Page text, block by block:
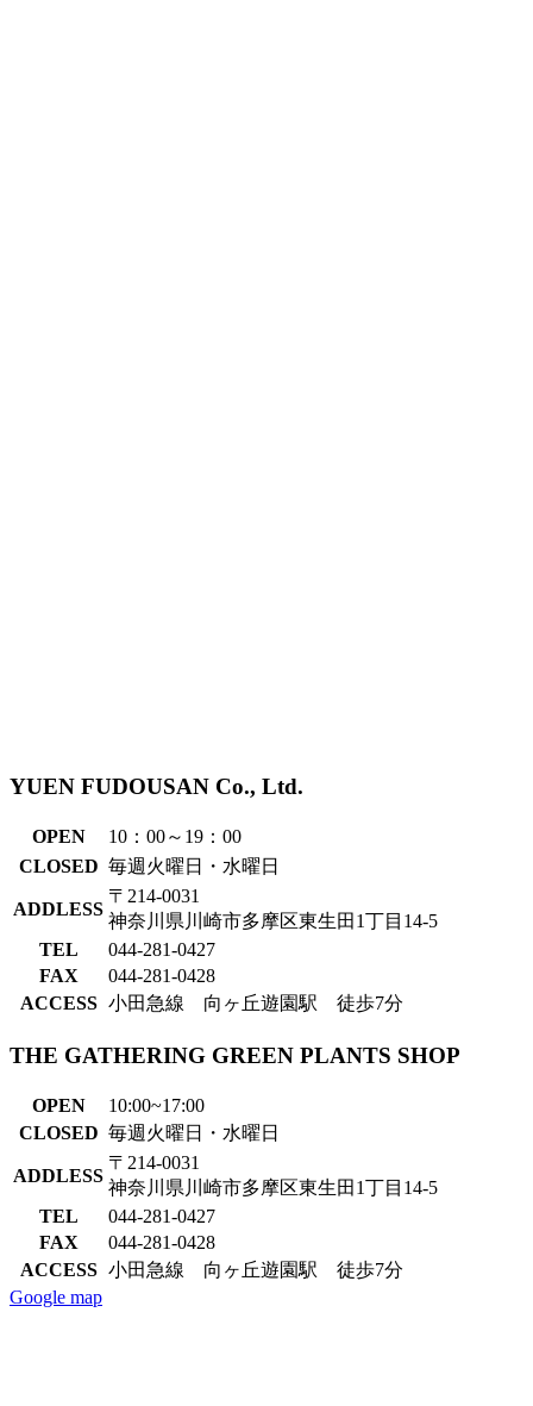
YUEN FUDOUSAN Co., Ltd.
OPEN
10：00～19：00
CLOSED 毎週火曜日・水曜日
ADDLESS
〒214-0031
神奈川県川崎市多摩区東生田1丁目14-5
TEL
044-281-0427
FAX
044-281-0428
ACCESS 小田急線 向ヶ丘遊園駅 徒歩7分
THE GATHERING GREEN PLANTS SHOP
OPEN
10:00~17:00
CLOSED 毎週火曜日・水曜日
ADDLESS
〒214-0031
神奈川県川崎市多摩区東生田1丁目14-5
TEL
044-281-0427
FAX
044-281-0428
ACCESS 小田急線 向ヶ丘遊園駅 徒歩7分
Google map